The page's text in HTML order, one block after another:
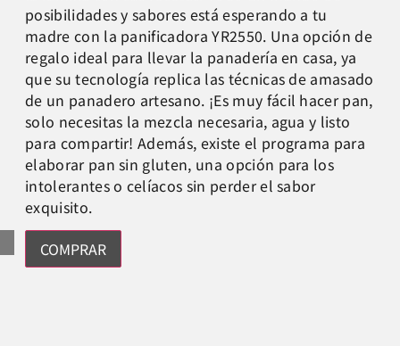
posibilidades y sabores está esperando a tu
madre con la panificadora YR2550. Una opción de
regalo ideal para llevar la panadería en casa, ya
que su tecnología replica las técnicas de amasado
de un panadero artesano. ¡Es muy fácil hacer pan,
solo necesitas la mezcla necesaria, agua y listo
para compartir! Además, existe el programa para
elaborar pan sin gluten, una opción para los
intolerantes o celíacos sin perder el sabor
exquisito.
COMPRAR